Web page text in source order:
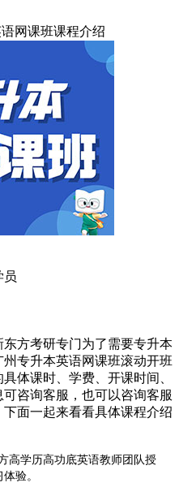
网课班课程介绍
员
方考研专门为了需要专升本
专升本英语网课班滚动开班
体课时、学费、开课时间、
咨询客服，也可以咨询客服
面一起来看看具体课程介绍
高学历高功底英语教师团队授
验。